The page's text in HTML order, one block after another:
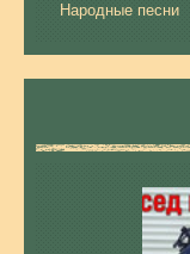
Народные песни